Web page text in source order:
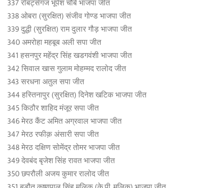
337 रॉबर्ट्सगंज भूपेश चौबे भाजपा जीत
338 ओबरा (सुरक्षित) संजीव गोण्ड भाजपा जीत
339 दुद्धी (सुरक्षित) राम दुलार गौड़ भाजपा जीत
340 अमरोहा महबूब अली सपा जीत
341 हसनपुर महेंद्र सिंह खडगवंशी भाजपा जीत
342 सिवाल खास गुलाम मोहम्मद रालोद जीत
343 सरधना अतुल सपा जीत
344 हस्तिनापुर (सुरक्षित) दिनेश खटिक भाजपा जीत
345 किठौर शाहिद मंजूर सपा जीत
346 मेरठ कैंट अमित अग्रवाल भाजपा जीत
347 मेरठ रफीक़ अंसारी सपा जीत
348 मेरठ दक्षिण सोमेंद्र तोमर भाजपा जीत
349 देवबंद बृजेश सिंह रावत भाजपा जीत
350 छपरौली अजय कुमार रालोद जीत